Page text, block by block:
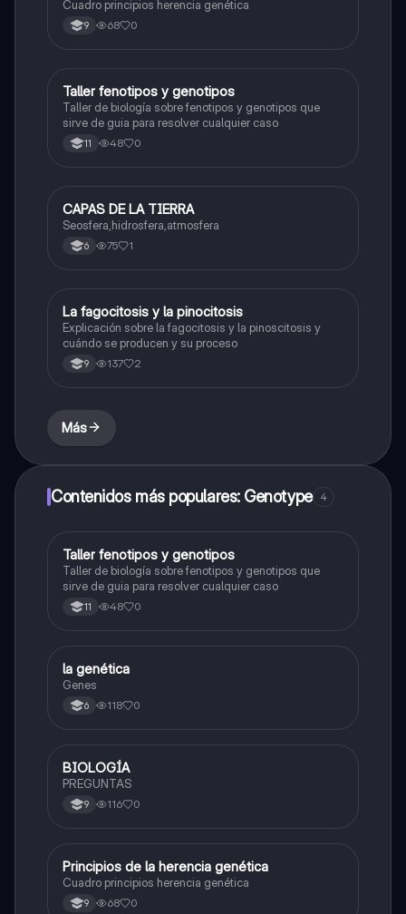
Cuadro principios herencia genética
9 68 0
Biologia
Taller fenotipos y genotipos
Taller de biología sobre fenotipos y genotipos que
sirve de guia para resolver cualquier caso
11 48 0
Biologia
CAPAS DE LA TIERRA
Seosfera,hidrosfera,atmosfera
6 75 1
Biologia
La fagocitosis y la pinocitosis
Explicación sobre la fagocitosis y la pinoscitosis y
cuándo se producen y su proceso
9 137 2
Más
Contenidos más populares: Genotype 4
Biologia
Taller fenotipos y genotipos
Taller de biología sobre fenotipos y genotipos que
sirve de guia para resolver cualquier caso
11 48 0
Biologia
la genética
Genes
6 118 0
Biologia
BIOLOGÍA
PREGUNTAS
9 116 0
Biologia
Principios de la herencia genética
Cuadro principios herencia genética
9 68 0